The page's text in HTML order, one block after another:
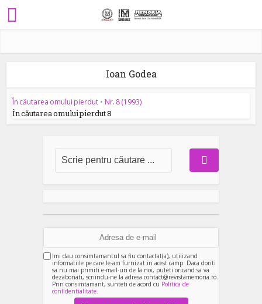
Ioan Godea
În căutarea omului pierdut • Nr. 8 (1993)
În căutarea omului pierdut 8
Imi dau consimtamantul sa fiu contactat(a), utilizand
informatiile pe care le-am furnizat in acest camp. Daca doriti
sa nu mai primiti e-mail-uri de la noi, puteti oricand sa va
dezabonati, scriindu-ne la adresa contact@revistamemoria.ro.
Prin consimtamant, sunteti de acord cu Politica de
confidentialitate.